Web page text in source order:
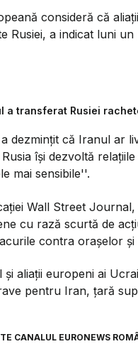
consideră că
Rusiei, a indicat luni
a transferat Rusiei
dezminţit că Iranul ar
îşi dezvoltă
mai sensibile''.
Wall Street
cu rază scurtă de
contra oraşelor
şi aliaţii europeni ai
pentru Iran, ţară
CANALUL EURONEWS